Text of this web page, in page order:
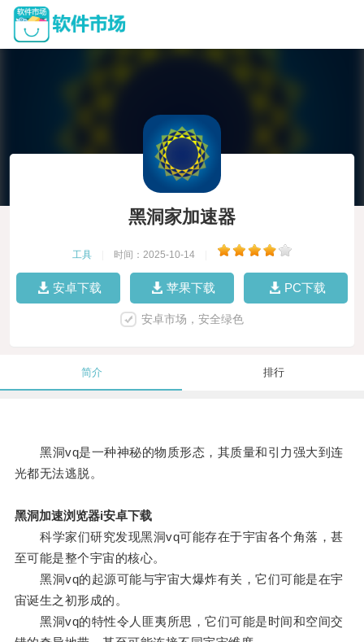
黑洞家加速器
工具 时间：2025-10-14
安卓下载 苹果下载 PC下载
安卓市场，安全绿色
简介 排行
黑洞vq是一种神秘的物质形态，其质量和引力强大到连
光都无法逃脱。
黑洞加速浏览器i安卓下载
科学家们研究发现黑洞vq可能存在于宇宙各个角落，甚
至可能是整个宇宙的核心。
黑洞vq的起源可能与宇宙大爆炸有关，它们可能是在宇
宙诞生之初形成的。
黑洞vq的特性令人匪夷所思，它们可能是时间和空间交